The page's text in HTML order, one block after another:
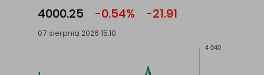
4000.25 -0.54% -21.91
07 sierpnia 2026 15:10
4 040